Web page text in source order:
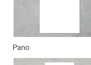
Pano